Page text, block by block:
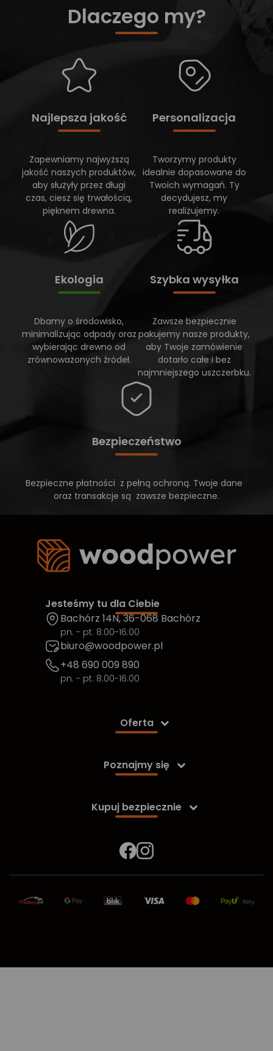
Dlaczego my?
Najlepsza jakość
Zapewniamy najwyższą
jakość naszych produktów,
aby służyły przez długi
czas, ciesz się trwałością,
pięknem drewna.
Personalizacja
Tworzymy produkty
idealnie dopasowane do
Twoich wymagań. Ty
decydujesz, my
realizujemy.
Ekologia
Dbamy o środowisko,
minimalizując odpady oraz
wybierając drewno od
zrównoważonych źródeł.
Szybka wysyłka
Zawsze bezpiecznie
pakujemy nasze produkty,
aby Twoje zamówienie
dotarło całe i bez
najmniejszego uszczerbku.
Bezpieczeństwo
Bezpieczne płatności z pełną ochroną. Twoje dane
oraz transakcje są zawsze bezpieczne.
Jesteśmy tu dla Ciebie
Bachórz 14N, 36-068 Bachórz
pn. - pt. 8:00-16:00
biuro@woodpower.pl
+48 690 009 890
pn. - pt. 8:00-16:00
Oferta 
Poznajmy się 
Kupuj bezpiecznie 